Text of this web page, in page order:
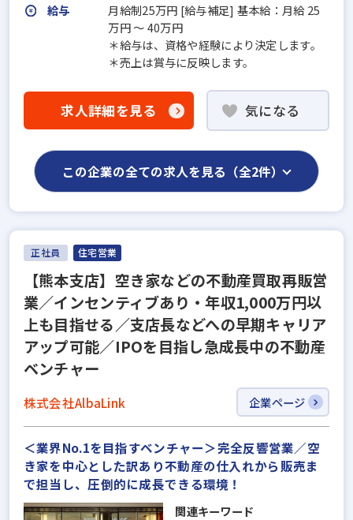
給与
月給制25万円 [給与補足] 基本給：月給 25
万円 〜 40万円
＊給与は、資格や経験により決定します。
＊売上は賞与に反映します。
求人詳細を見る 気になる
この企業の全ての求人を見る（全2件）
正社員 住宅営業
【熊本支店】空き家などの不動産買取再販営
業／インセンティブあり・年収1,000万円以
上も目指せる／支店長などへの早期キャリア
アップ可能／IPOを目指し急成長中の不動産
ベンチャー
株式会社AlbaLink 企業ページ
＜業界No.1を目指すベンチャー＞完全反響営業／空
き家を中心とした訳あり不動産の仕入れから販売ま
で担当し、圧倒的に成長できる環境！
関連キーワード